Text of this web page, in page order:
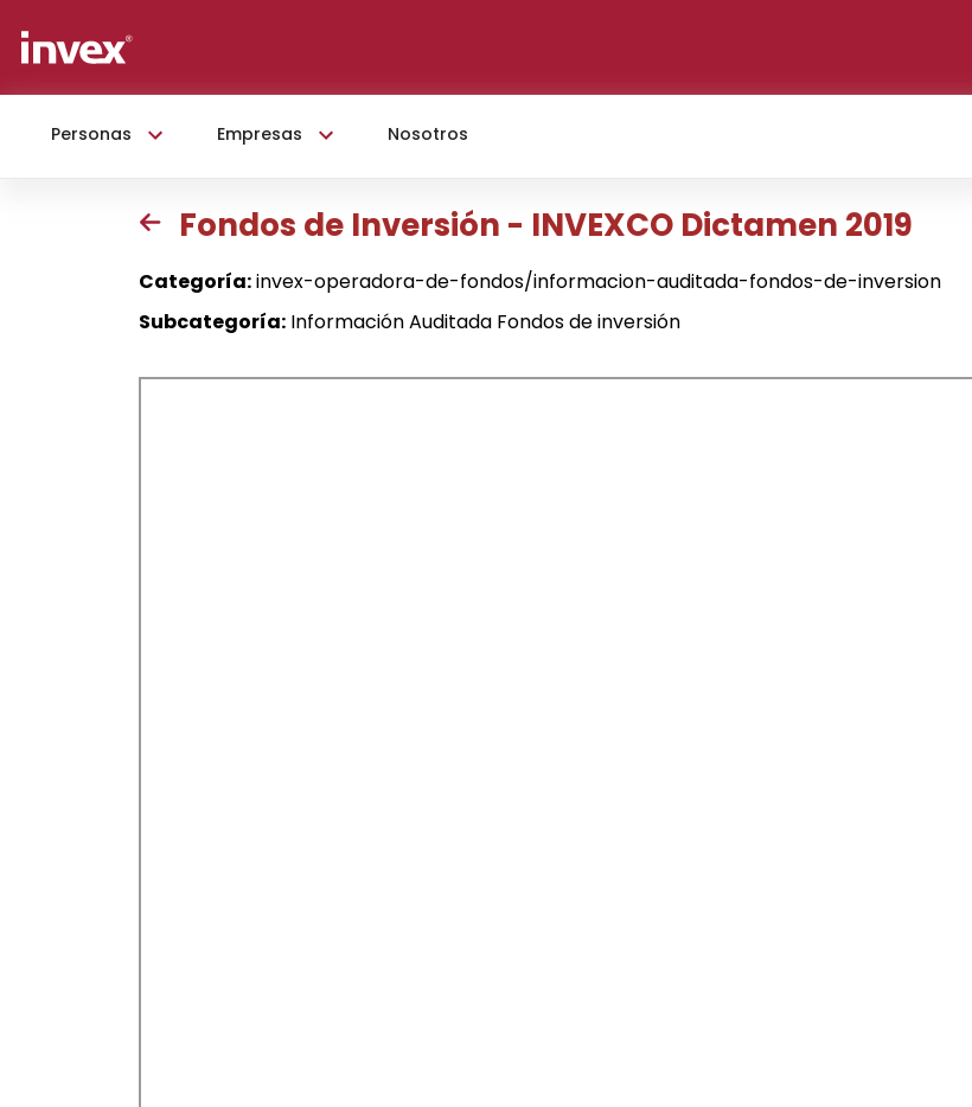
Personas Empresas Nosotros
Fondos de Inversión - INVEXCO Dictamen 2019
Categoría:invex-operadora-de-fondos/informacion-auditada-fondos-de-inversion
Subcategoría: Información Auditada Fondos de inversión